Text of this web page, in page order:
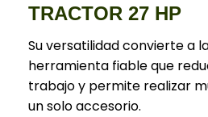
TRACTOR 27 HP
Su versatilidad convierte a
herramienta fiable que
trabajo y permite realizar
un solo accesorio.